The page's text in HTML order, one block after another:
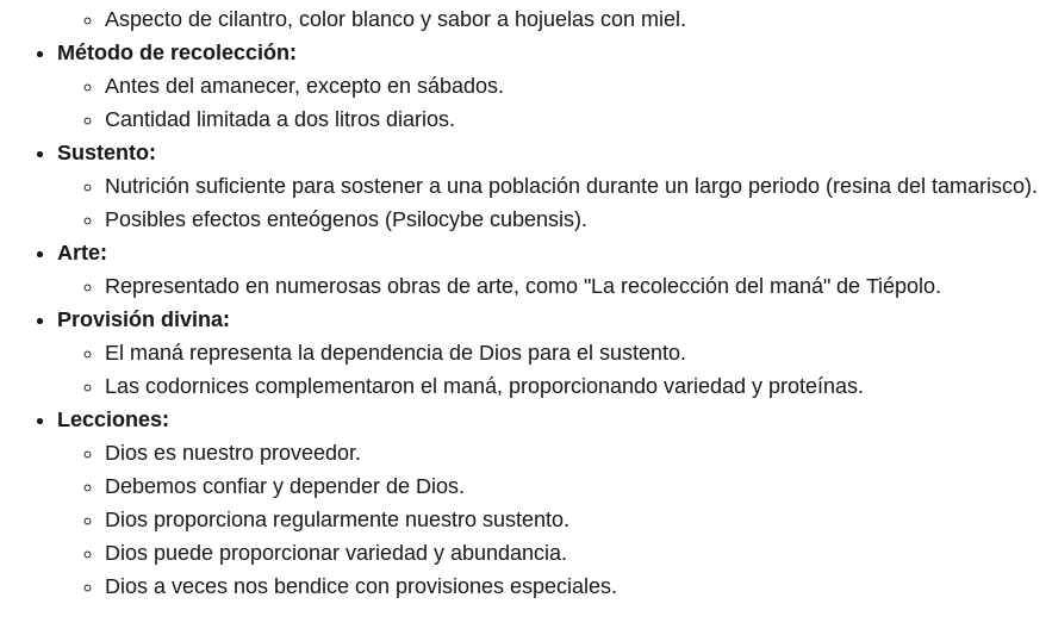
Aspecto de cilantro, color blanco y sabor a hojuelas con miel.
Método de recolección:
Antes del amanecer, excepto en sábados.
Cantidad limitada a dos litros diarios.
Sustento:
Nutrición suficiente para sostener a una población durante un largo periodo (resina del tamarisco).
Posibles efectos enteógenos (Psilocybe cubensis).
Arte:
Representado en numerosas obras de arte, como "La recolección del maná" de Tiépolo.
Provisión divina:
El maná representa la dependencia de Dios para el sustento.
Las codornices complementaron el maná, proporcionando variedad y proteínas.
Lecciones:
Dios es nuestro proveedor.
Debemos confiar y depender de Dios.
Dios proporciona regularmente nuestro sustento.
Dios puede proporcionar variedad y abundancia.
Dios a veces nos bendice con provisiones especiales.